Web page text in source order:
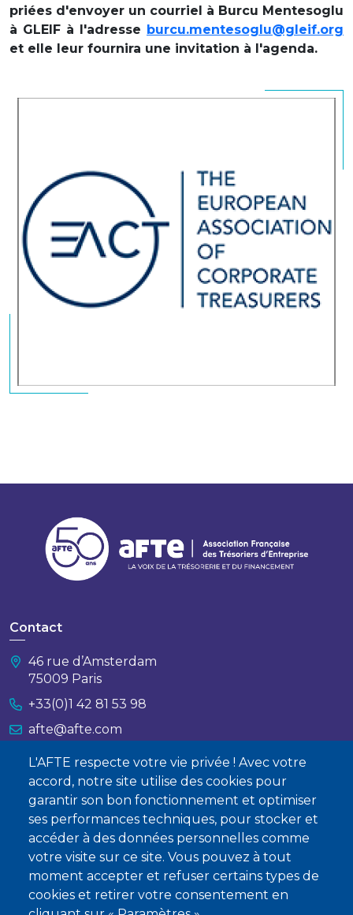
L'AFTE respecte votre vie privée ! Avec votre
accord, notre site utilise des cookies pour
garantir son bon fonctionnement et optimiser
ses performances techniques, pour stocker et
accéder à des données personnelles comme
votre visite sur ce site. Vous pouvez à tout
moment accepter et refuser certains types de
cookies et retirer votre consentement en
priées d'envoyer un courriel à Burcu Mentesoglu
à GLEIF à l'adresse burcu.mentesoglu@gleif.org
et elle leur fournira une invitation à l'agenda.
Contact
46 rue d’Amsterdam
75009 Paris
+33(0)1 42 81 53 98
afte@afte.com
Nous contacter
À propos
Qui sommes-nous ?
Devenir membre